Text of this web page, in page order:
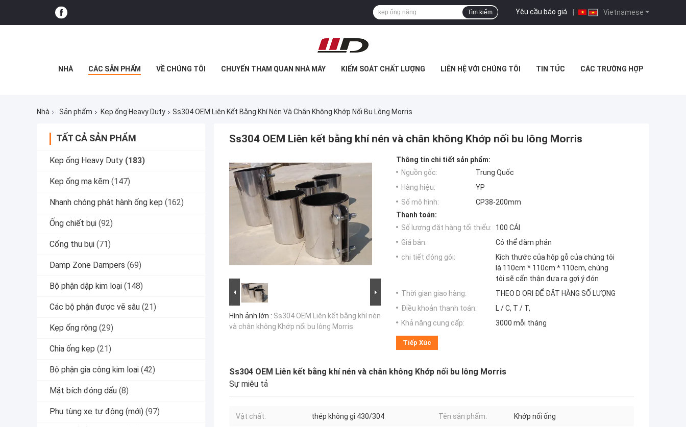
Vietnamese
Yêu cầu báo giá |
Tìm kiếm
NHÀ CÁC SẢN PHẨM VỀ CHÚNG TÔI CHUYẾN THAM QUAN NHÀ MÁY KIỂM SOÁT CHẤT LƯỢNG LIÊN HỆ VỚI CHÚNG TÔI TIN TỨC CÁC TRƯỜNG HỢP
Nhà Sản phẩm Kẹp ống Heavy Duty Ss304 OEM Liên Kết Bằng Khí Nén Và Chân Không Khớp Nối Bu Lông Morris
TẤT CẢ SẢN PHẨM
Kẹp ống Heavy Duty (183)
Kẹp ống mạ kẽm (147)
Nhanh chóng phát hành ống kẹp (162)
Ống chiết bụi (92)
Cổng thu bụi (71)
Damp Zone Dampers (69)
Bộ phận dập kim loại (148)
Các bộ phận được vẽ sâu (21)
Kẹp ống rộng (29)
Chia ống kẹp (21)
Bộ phận gia công kim loại (42)
Mặt bích đóng dấu (8)
Phụ tùng xe tự động (mới) (97)
Ss304 OEM Liên kết bằng khí nén và chân không Khớp nối bu lông Morris
Hình ảnh lớn : Ss304 OEM Liên kết bằng khí nén
và chân không Khớp nối bu lông Morris
Thông tin chi tiết sản phẩm:
Nguồn gốc:
Trung Quốc
Hàng hiệu:
YP
Số mô hình:
CP38-200mm
Thanh toán:
Số lượng đặt hàng tối thiểu:
100 CÁI
Giá bán:
Có thể đàm phán
chi tiết đóng gói:
Kích thước của hộp gỗ của chúng tôi
là 110cm * 110cm * 110cm, chúng
tôi sẽ cẩn thận đưa ra gợi ý đón
Thời gian giao hàng:
THEO D ORI ĐỂ ĐẶT HÀNG SỐ LƯỢNG
Điều khoản thanh toán:
L / C, T / T,
Khả năng cung cấp:
3000 mỗi tháng
Tiếp Xúc
Ss304 OEM Liên kết bằng khí nén và chân không Khớp nối bu lông Morris
Sự miêu tả
Vật chất: thép không gỉ 430/304 Tên sản phẩm: Khớp nối ống